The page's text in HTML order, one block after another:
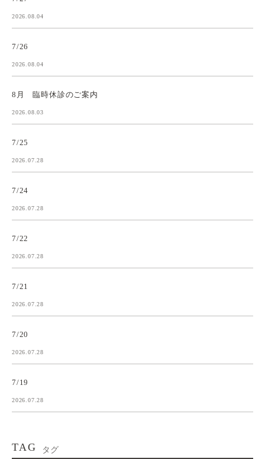
2026.08.04
7/26
2026.08.04
8月 臨時休診のご案内
2026.08.03
7/25
2026.07.28
7/24
2026.07.28
7/22
2026.07.28
7/21
2026.07.28
7/20
2026.07.28
7/19
2026.07.28
TAG タグ